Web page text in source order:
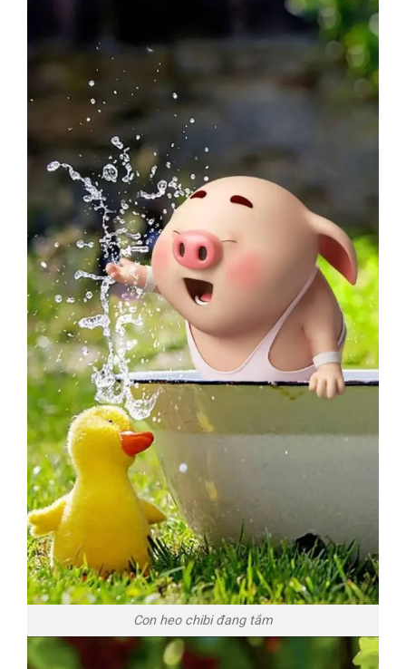
Con heo chibi đang tắm